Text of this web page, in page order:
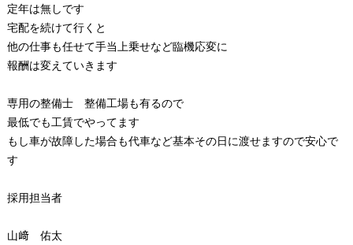
定年は無しです
宅配を続けて行くと
他の仕事も任せて手当上乗せなど臨機応変に
報酬は変えていきます
専用の整備士 整備工場も有るので
最低でも工賃でやってます
もし車が故障した場合も代車など基本その日に渡せますので安心で
す
採用担当者
山﨑 佑太